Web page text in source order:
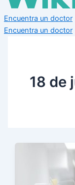
Encuentra un doctor
Encuentra un doctor
18 de